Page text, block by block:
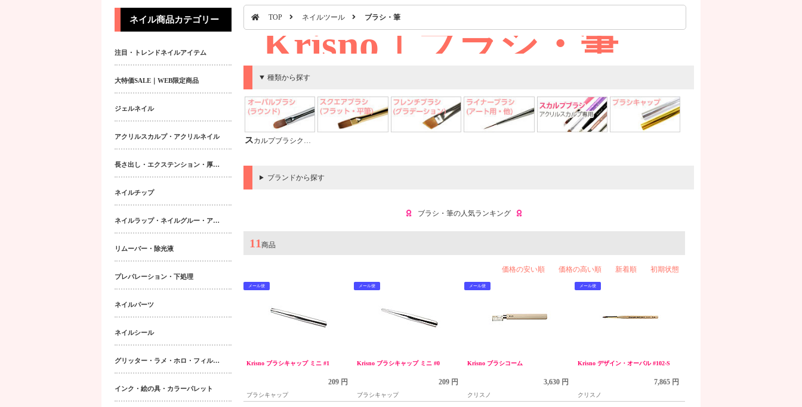
ネイル商品カテゴリー
注目・トレンドネイルアイテム
大特価SALE｜WEB限定商品
ジェルネイル
アクリルスカルプ・アクリルネイル
長さ出し・エクステンション・厚み出しアイテム
ネイルチップ
ネイルラップ・ネイルグルー・アクティベーター・フィラー
リムーバー・除光液
プレパレーション・下処理
ネイルパーツ
ネイルシール
グリッター・ラメ・ホロ・フィルム・パウダー｜ネイルパーツ
インク・絵の具・カラーパレット
TOP ネイルツール ブラシ・筆
Krisno｜ブラシ・筆
種類から探す
スカルプブラシクリーナー
ブランドから探す
ブラシ・筆の人気ランキング
11 商品
価格の安い順 価格の高い順 新着順 初期状態
メール便
Krisno ブラシキャップ ミニ #1
209 円
ブラシキャップ
メール便
Krisno ブラシキャップ ミニ #0
209 円
ブラシキャップ
メール便
Krisno ブラシコーム
3,630 円
クリスノ
メール便
Krisno デザイン・オーバル #102‐S
7,865 円
クリスノ